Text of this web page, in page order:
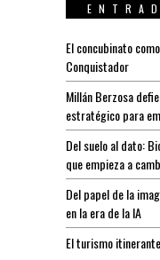
El concubinato
Conquistador
Millán Berzosa
estratégico para
Del suelo al dato:
que empieza a
Del papel de la
en la era de la IA
El turismo